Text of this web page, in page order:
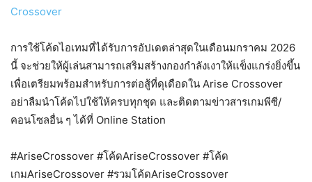
Crossover
การใช้โค้ดไอเทมที่ได้รับการอัปเดตล่าสุดในเดือนมกราคม 2026
นี้ จะช่วยให้ผู้เล่นสามารถเสริมสร้างกองกำลังเงาให้แข็งแกร่งยิ่งขึ้น
เพื่อเตรียมพร้อมสำหรับการต่อสู้ที่ดุเดือดใน Arise Crossover
อย่าลืมนำโค้ดไปใช้ให้ครบทุกชุด และติดตามข่าวสารเกมพีซี/
คอนโซลอื่น ๆ ได้ที่ Online Station
#AriseCrossover #โค้ดAriseCrossover #โค้ด
เกมAriseCrossover #รวมโค้ดAriseCrossover